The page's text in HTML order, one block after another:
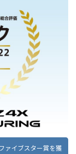
ァイブスター賞を獲